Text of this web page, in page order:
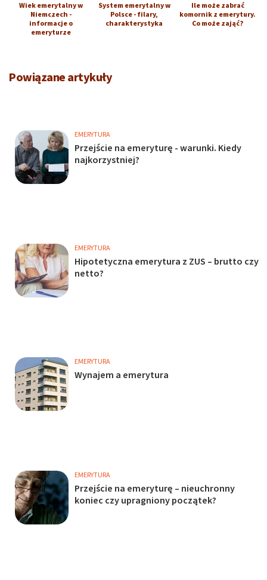
Wiek emerytalny w
Niemczech -
informacje o
emeryturze
System emerytalny w
Polsce - filary,
charakterystyka
Ile może zabrać
komornik z emerytury.
Co może zająć?
Powiązane artykuły
EMERYTURA
Przejście na emeryturę - warunki. Kiedy
najkorzystniej?
EMERYTURA
Hipotetyczna emerytura z ZUS – brutto czy
netto?
EMERYTURA
Wynajem a emerytura
EMERYTURA
Przejście na emeryturę – nieuchronny
koniec czy upragniony początek?